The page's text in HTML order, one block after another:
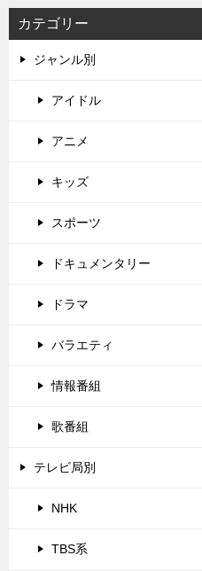
カテゴリー
ジャンル別
アイドル
アニメ
キッズ
スポーツ
ドキュメンタリー
ドラマ
バラエティ
情報番組
歌番組
テレビ局別
NHK
TBS系